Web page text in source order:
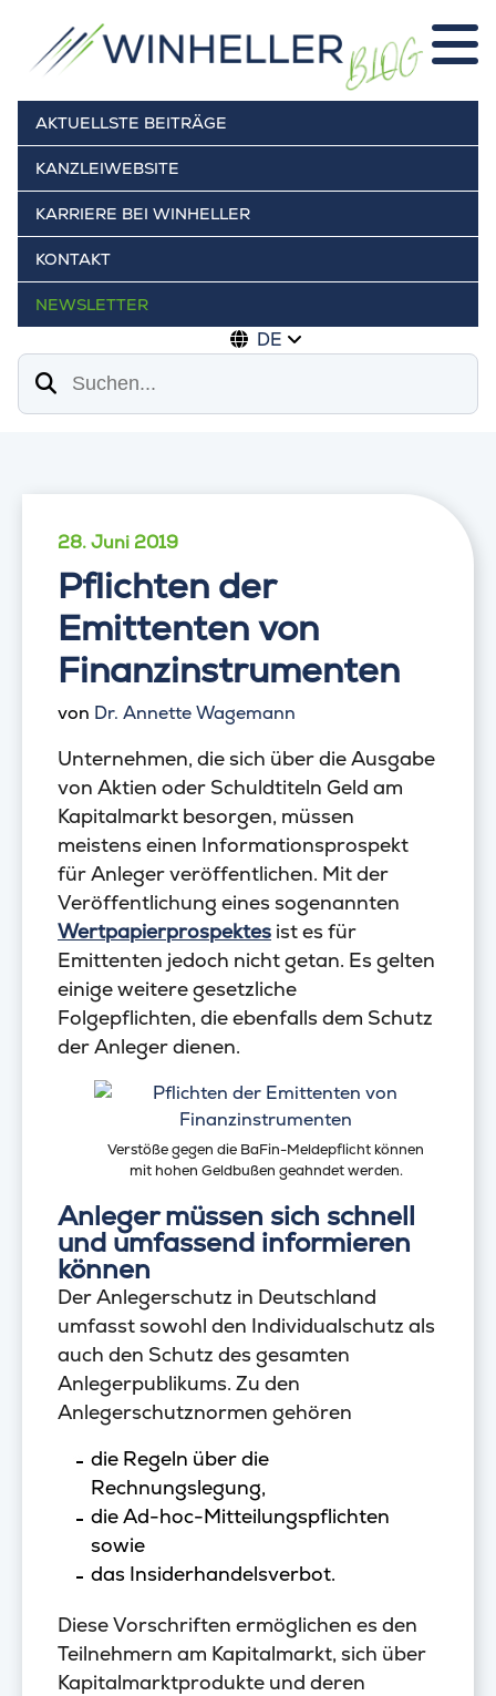
AKTUELLSTE BEITRÄGE
KANZLEIWEBSITE
KARRIERE BEI WINHELLER
KONTAKT
NEWSLETTER
DE
Suchen
28. Juni 2019
Pflichten der
Emittenten von
Finanzinstrumenten
von Dr. Annette Wagemann
Unternehmen, die sich über die Ausgabe
von Aktien oder Schuldtiteln Geld am
Kapitalmarkt besorgen, müssen
meistens einen Informationsprospekt
für Anleger veröffentlichen. Mit der
Veröffentlichung eines sogenannten
Wertpapierprospektes ist es für
Emittenten jedoch nicht getan. Es gelten
einige weitere gesetzliche
Folgepflichten, die ebenfalls dem Schutz
der Anleger dienen.
Verstöße gegen die BaFin-Meldepflicht können
mit hohen Geldbußen geahndet werden.
Anleger müssen sich schnell
und umfassend informieren
können
Der Anlegerschutz in Deutschland
umfasst sowohl den Individualschutz als
auch den Schutz des gesamten
Anlegerpublikums. Zu den
Anlegerschutznormen gehören
die Regeln über die
Rechnungslegung,
die Ad-hoc-Mitteilungspflichten
sowie
das Insiderhandelsverbot.
Diese Vorschriften ermöglichen es den
Teilnehmern am Kapitalmarkt, sich über
Kapitalmarktprodukte und deren